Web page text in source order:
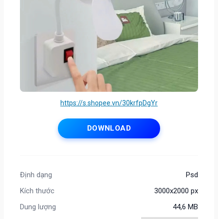
https://s.shopee.vn/30krfpDgYr
DOWNLOAD
Định dạng
Psd
Kích thước
3000x2000 px
Dung lượng
44,6 MB